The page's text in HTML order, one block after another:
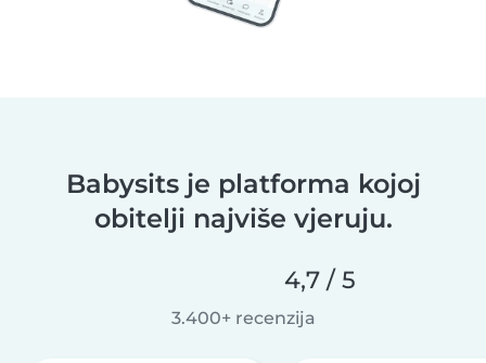
Babysits je platforma kojoj
obitelji najviše vjeruju.
4,7 / 5
3.400+ recenzija